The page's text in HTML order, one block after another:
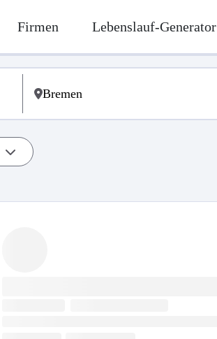
Firmen Lebenslauf-Generator